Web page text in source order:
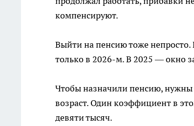
компенсируют.
Выйти на пенсию тоже
только в 2026-м. В 2025 — окно
Чтобы назначили пенсию,
возраст. Один коэффициент в
девяти тысяч.